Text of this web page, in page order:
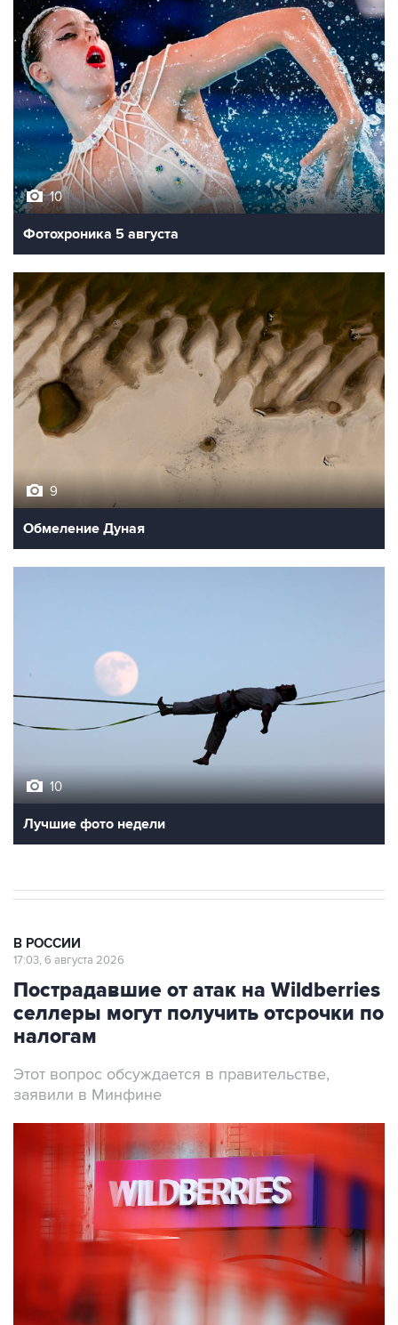
10
Фотохроника 5 августа
9
Обмеление Дуная
10
Лучшие фото недели
В РОССИИ
17:03, 6 августа 2026
Пострадавшие от атак на Wildberries
селлеры могут получить отсрочки по
налогам
Этот вопрос обсуждается в правительстве,
заявили в Минфине